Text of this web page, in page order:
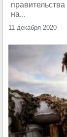
на...
11 декабря 2020